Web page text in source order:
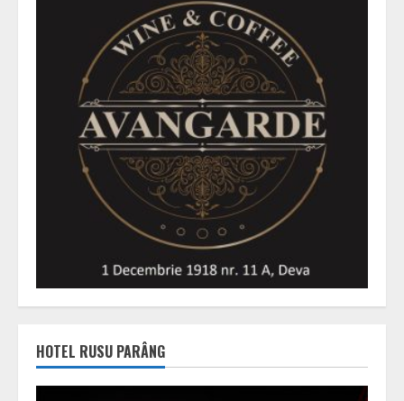
HOTEL RUSU PARÂNG